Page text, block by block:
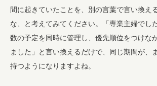
間に起きていたことを、別の言葉で言い換え
な、と考えてみてください。「専業主婦でし
数の予定を同時に管理し、優先順位をつけな
ました」と言い換えるだけで、同じ期間が、
持つようになりますよね。